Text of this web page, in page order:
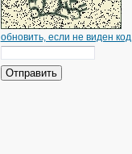
обновить, если не виден код